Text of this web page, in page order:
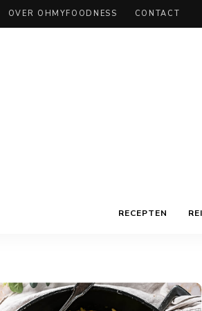
OVER OHMYFOODNESS CONTACT
RECEPTEN